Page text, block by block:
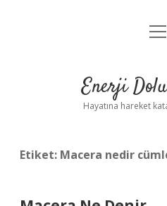
Yasal
Enerji
Hayatına hareket
Etiket: Macera nedir